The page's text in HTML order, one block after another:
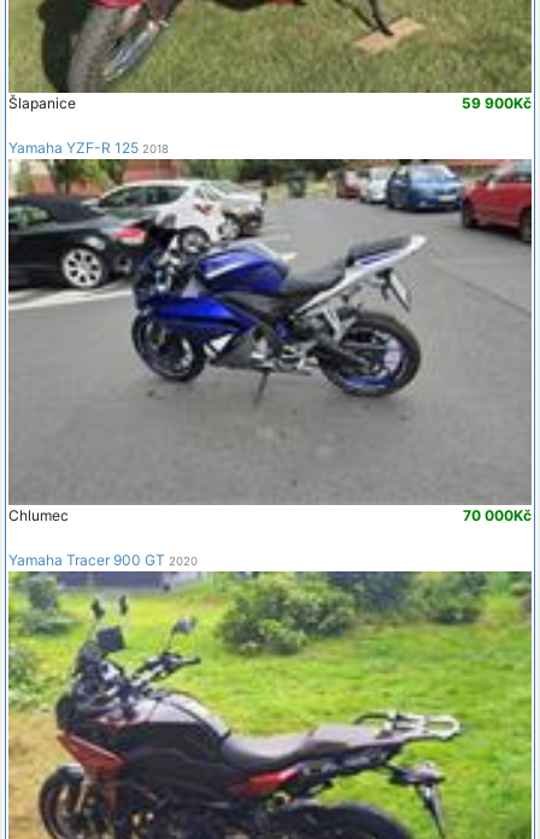
59 900Kč
Šlapanice
Yamaha YZF-R 125 2018
70 000Kč
Chlumec
Yamaha Tracer 900 GT 2020